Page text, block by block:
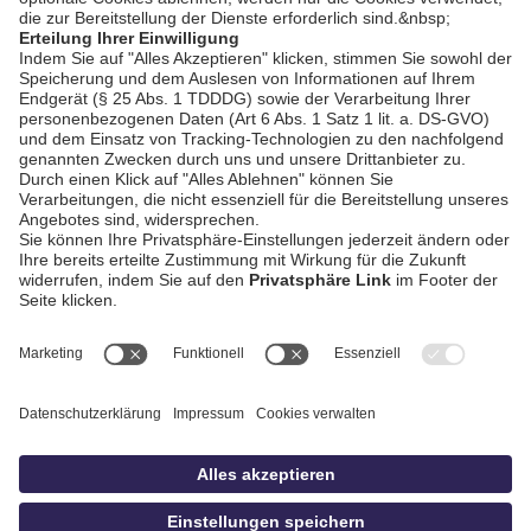
AGB / Gewinnspiele
Datenschutz
Impressum
idowa